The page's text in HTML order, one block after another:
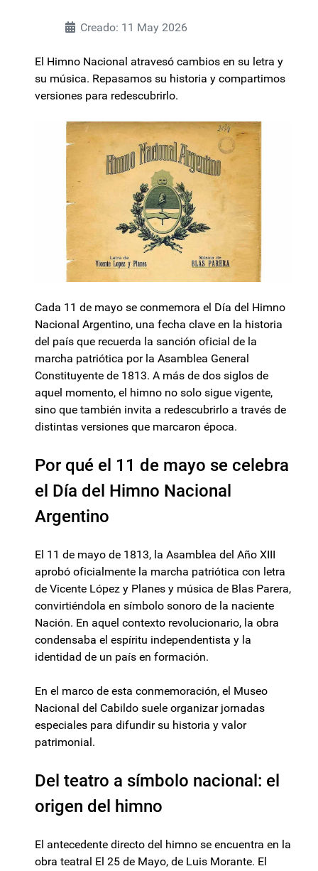
Creado: 11 May 2026
El Himno Nacional atravesó cambios en su letra y
su música. Repasamos su historia y compartimos
versiones para redescubrirlo.
Cada 11 de mayo se conmemora el Día del Himno
Nacional Argentino, una fecha clave en la historia
del país que recuerda la sanción oficial de la
marcha patriótica por la Asamblea General
Constituyente de 1813. A más de dos siglos de
aquel momento, el himno no solo sigue vigente,
sino que también invita a redescubrirlo a través de
distintas versiones que marcaron época.
Por qué el 11 de mayo se celebra
el Día del Himno Nacional
Argentino
El 11 de mayo de 1813, la Asamblea del Año XIII
aprobó oficialmente la marcha patriótica con letra
de Vicente López y Planes y música de Blas Parera,
convirtiéndola en símbolo sonoro de la naciente
Nación. En aquel contexto revolucionario, la obra
condensaba el espíritu independentista y la
identidad de un país en formación.
En el marco de esta conmemoración, el Museo
Nacional del Cabildo suele organizar jornadas
especiales para difundir su historia y valor
patrimonial.
Del teatro a símbolo nacional: el
origen del himno
El antecedente directo del himno se encuentra en la
obra teatral El 25 de Mayo, de Luis Morante. El